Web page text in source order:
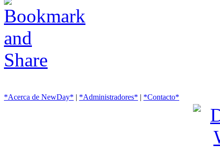
*Acerca de NewDay* | *Administradores* | *Contacto*